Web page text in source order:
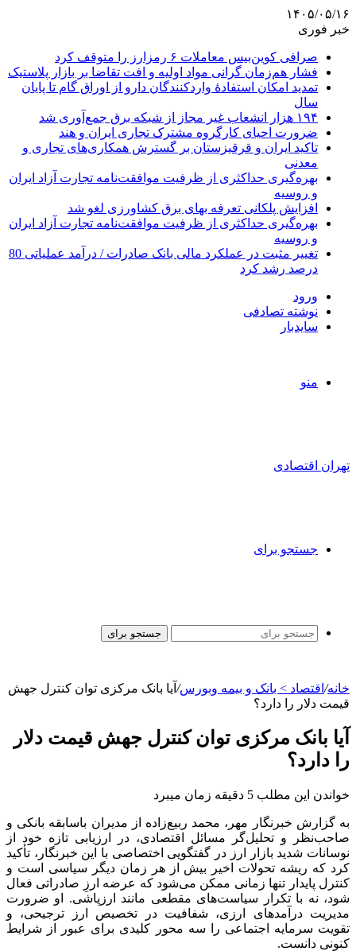
۱۴۰۵/۰۵/۱۶
خبر فوری
صرافی کوین‌بیس معاملات ۶ رمزارز را متوقف کرد
فشار هم‌زمان گرانی مواد اولیه و افت تقاضا بر بازار پلاستیک
تمدید امکان استفادۀ واردکنندگان دارو از اوراق گام تا پایان
سال
۱۹۴ هزار انشعاب غیر مجاز از شبکه برق جمع‌آوری شد
ضرورت احیای کارگروه مشترک تجاری ایران و هند
تاکید ایران و قرقیزستان بر گسترش همکاری‌های تجاری و
معدنی
بهره‌گیری حداکثری از ظرفیت موافقت‌نامه تجارت آزاد ایران
و روسیه
افزایش پلکانی تعرفه بهای برق کشاورزی لغو شد
بهره‌گیری حداکثری از ظرفیت موافقت‌نامه تجارت آزاد ایران
و روسیه
تغییر مثبت در عملکرد مالی بانک صادرات / درآمد عملیاتی 80
درصد رشد کرد
ورود
نوشته تصادفی
سایدبار
منو
تهران اقتصادی
جستجو برای
جستجو برای
خانه/ اقتصاد > بانک و بیمه وبورس/ آیا بانک مرکزی توان کنترل جهش‌
قیمت دلار را دارد؟
آیا بانک مرکزی توان کنترل جهش‌ قیمت دلار
را دارد؟
خواندن این مطلب 5 دقیقه زمان میبرد
به گزارش خبرنگار مهر، محمد ربیع‌زاده از مدیران باسابقه بانکی و
صاحب‌نظر و تحلیل‌گر مسائل اقتصادی، در ارزیابی تازه خود از
نوسانات شدید بازار ارز در گفتگویی اختصاصی با این خبرنگار، تأکید
کرد که ریشه تحولات اخیر بیش از هر زمان دیگر سیاسی است و
کنترل پایدار تنها زمانی ممکن می‌شود که عرضه ارزِ صادراتی فعال
شود، نه با تکرار سیاست‌های مقطعی مانند
ارزپاشی. او ضرورت
مدیریت درآمدهای ارزی، شفافیت در تخصیص ارز ترجیحی، و
تقویت سرمایه اجتماعی را سه محور کلیدی برای عبور از شرایط
کنونی دانست.